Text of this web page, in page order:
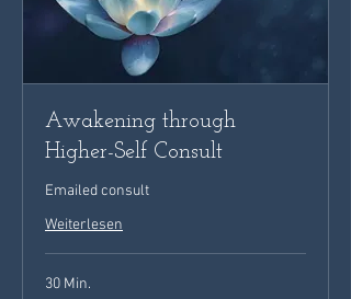
Awakening through
Higher-Self Consult
Emailed consult
Weiterlesen
30 Min.